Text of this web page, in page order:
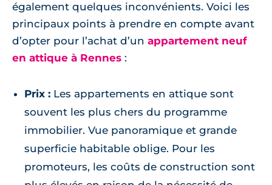
également quelques inconvénients. Voici les
principaux points à prendre en compte avant
d’opter pour l’achat d’un appartement neuf
en attique à Rennes :
Prix : Les appartements en attique sont
souvent les plus chers du programme
immobilier. Vue panoramique et grande
superficie habitable oblige. Pour les
promoteurs, les coûts de construction sont